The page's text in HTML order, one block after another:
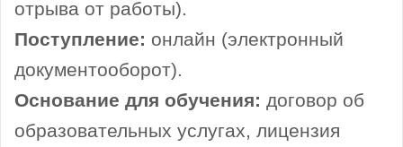
отрыва от работы).
Поступление: онлайн (электронный
документооборот).
Основание для обучения: договор об
образовательных услугах, лицензия